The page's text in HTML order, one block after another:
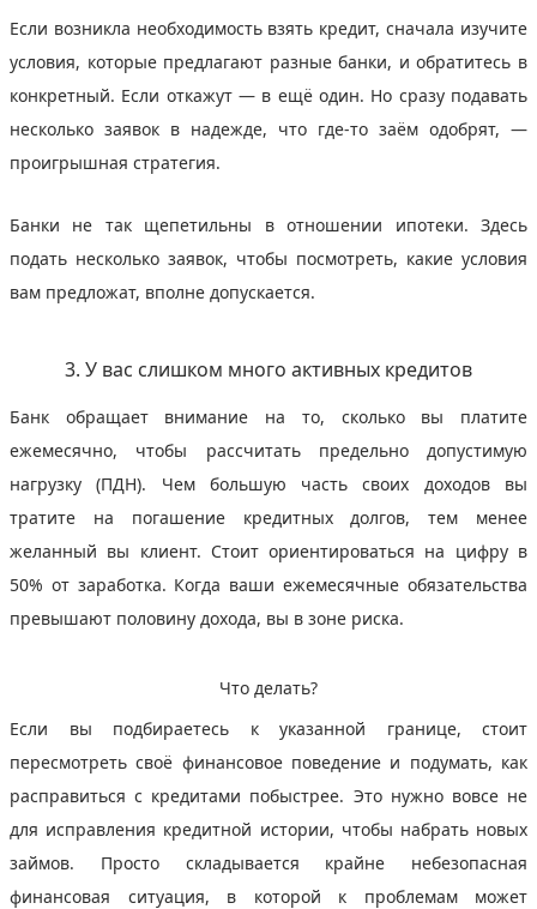
Если возникла необходимость взять кредит, сначала изучите
условия, которые предлагают разные банки, и обратитесь в
конкретный. Если откажут — в ещё один. Но сразу подавать
несколько заявок в надежде, что где‑то заём одобрят, —
проигрышная стратегия.
Банки не так щепетильны в отношении ипотеки. Здесь
подать несколько заявок, чтобы посмотреть, какие условия
вам предложат, вполне допускается.
3. У вас слишком много активных кредитов
Банк обращает внимание на то, сколько вы платите
ежемесячно, чтобы рассчитать предельно допустимую
нагрузку (ПДН). Чем большую часть своих доходов вы
тратите на погашение кредитных долгов, тем менее
желанный вы клиент. Стоит ориентироваться на цифру в
50% от заработка. Когда ваши ежемесячные обязательства
превышают половину дохода, вы в зоне риска.
Что делать?
Если вы подбираетесь к указанной границе, стоит
пересмотреть своё финансовое поведение и подумать, как
расправиться с кредитами побыстрее. Это нужно вовсе не
для исправления кредитной истории, чтобы набрать новых
займов. Просто складывается крайне небезопасная
финансовая ситуация, в которой к проблемам может